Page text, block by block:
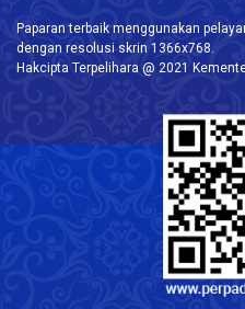
Paparan terbaik menggunakan
dengan resolusi skrin 1366x768.
Hakcipta Terpelihara @ 2021